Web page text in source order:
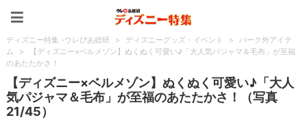
ディズニー特集 -ウレぴあ総研 > ディズニーグッズ・イベント >
パーク外アイテ
ム
>
【ディズニー×ベルメゾン】ぬくぬく可愛い♪「大人気パジャマ＆毛布」が至福
のあたたかさ！
【ディズニー×ベルメゾン】ぬくぬく可愛い♪「大人
気パジャマ＆毛布」が至福のあたたかさ！（写真
21/45）